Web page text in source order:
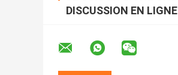
DISCUSSION EN LIGNE